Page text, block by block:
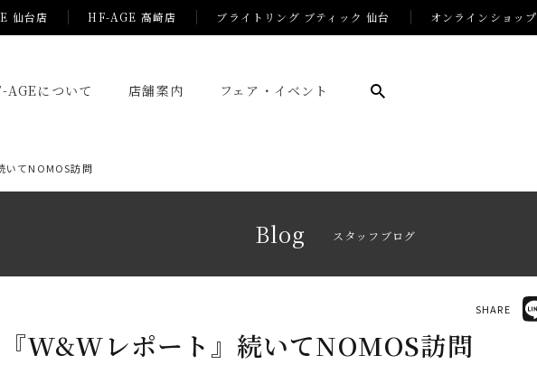
仙台店 HF-AGE 高崎店 ブライトリング ブティック 仙台 オンラインショップ
AGEについて 店舗案内 フェア・イベント
いてNOMOS訪問
Blog スタッフブログ
『W&Wレポート』続いてNOMOS訪問
SHARE